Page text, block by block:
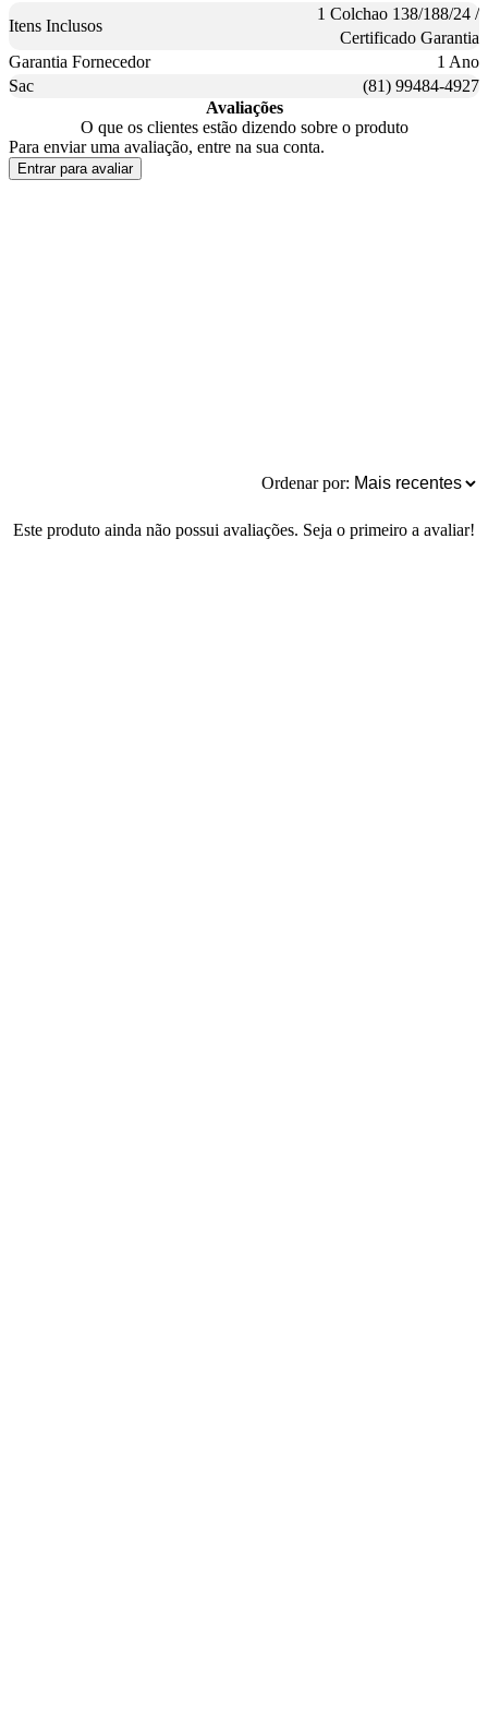
Itens Inclusos
1 Colchao 138/188/24 /
Certificado Garantia
Garantia Fornecedor
1 Ano
Sac
(81) 99484-4927
Avaliações
O que os clientes estão dizendo sobre o produto
Para enviar uma avaliação, entre na sua conta.
Entrar para avaliar
Ordenar por:
Este produto ainda não possui avaliações. Seja o primeiro a avaliar!